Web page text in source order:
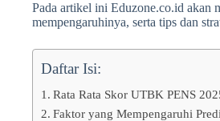
Pada artikel ini Eduzone.co.id akan
mempengaruhinya, serta tips dan
Daftar Isi:
Rata Rata Skor UTBK PENS
Faktor yang Mempengaruhi